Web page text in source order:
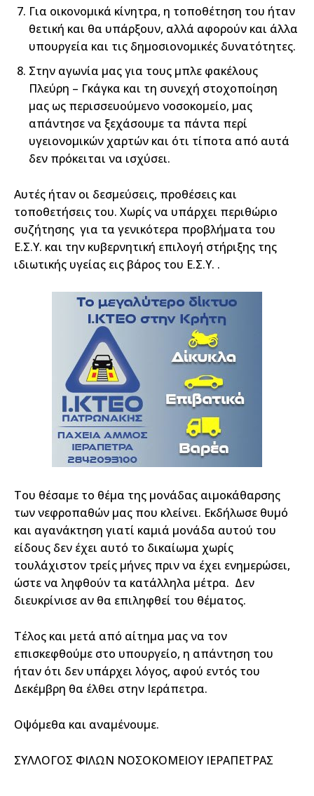
Για οικονομικά κίνητρα, η τοποθέτηση του ήταν
θετική και θα υπάρξουν, αλλά αφορούν και άλλα
υπουργεία και τις δημοσιονομικές δυνατότητες.
Στην αγωνία μας για τους μπλε φακέλους
Πλεύρη – Γκάγκα και τη συνεχή στοχοποίηση
μας ως περισσευούμενο νοσοκομείο, μας
απάντησε να ξεχάσουμε τα πάντα περί
υγειονομικών χαρτών και ότι τίποτα από αυτά
δεν πρόκειται να ισχύσει.
Αυτές ήταν οι δεσμεύσεις, προθέσεις και
τοποθετήσεις του. Χωρίς να υπάρχει περιθώριο
συζήτησης για τα γενικότερα προβλήματα του
Ε.Σ.Υ. και την κυβερνητική επιλογή στήριξης της
ιδιωτικής υγείας εις βάρος του Ε.Σ.Υ. .
Του θέσαμε το θέμα της μονάδας αιμοκάθαρσης
των νεφροπαθών μας που κλείνει. Εκδήλωσε θυμό
και αγανάκτηση γιατί καμιά μονάδα αυτού του
είδους δεν έχει αυτό το δικαίωμα χωρίς
τουλάχιστον τρείς μήνες πριν να έχει ενημερώσει,
ώστε να ληφθούν τα κατάλληλα μέτρα. Δεν
διευκρίνισε αν θα επιληφθεί του θέματος.
Τέλος και μετά από αίτημα μας να τον
επισκεφθούμε στο υπουργείο, η απάντηση του
ήταν ότι δεν υπάρχει λόγος, αφού εντός του
Δεκέμβρη θα έλθει στην Ιεράπετρα.
Οψόμεθα και αναμένουμε.
ΣΥΛΛΟΓΟΣ ΦΙΛΩΝ ΝΟΣΟΚΟΜΕΙΟΥ ΙΕΡΑΠΕΤΡΑΣ